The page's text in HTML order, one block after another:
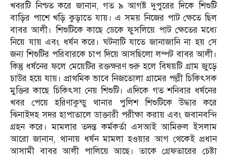
খবরটি নিশ্চত করে জানান, গত ৯ আগষ্ট দুপুরের দিকে শিশুটি
বাড়ির পাশে খড়ি কুড়াতে যায়। এ সময় নিজের পাট ক্ষেতে ছিল
বাবর আলী। শিশুটিকে কাছে ডেকে ফুসলিয়ে পাট ক্ষেতের মধ্যে
নিয়ে যায় এবং ধর্ষন করে। ঘটনাটি যাতে জানাজানি না হয় সে
জন্য শিশুটির পরিবারকে চাপ দিয়ে আসছিলো লম্পট বাবর আলী।
কিন্তু ধর্ষনের ফলে মেয়েটির রক্তক্ষরণ শুরু হলে বিষয়টি গ্রাম জুড়ে
চাউর হয়ে যায়। প্রাথমিক ভাবে নিজতোলা গ্রামের পল্লী চিকিৎসক
মুক্তির কাছে চিকিৎসা নেয় শিশুটি। এদিকে গত শনিবার ধর্ষনের
খবর পেয়ে হরিণাকুন্ডু থানার পুলিশ শিশুটিকে উদ্ধার করে
ঝিনাইদহ সদর হাপাতালে ডাক্তারী পরীক্ষা করায় এবং জবানবন্দি
গ্রহন করে। মামলার তদন্ত কর্মকর্তা এসআই আমিরুল ইসলাম
আরো জানান, থানায় ধর্ষন মামলা হওয়ার আগ থেকেই প্রধান
আসামী বাবর আলী পালিয়ে আছে। তাকে গ্রেফতারের চেষ্টা